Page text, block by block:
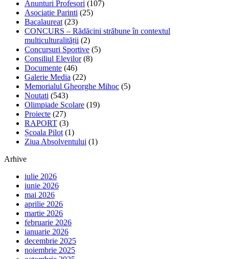
Anunturi Profesori (107)
Asociatie Parinti (25)
Bacalaureat(23)
CONCURS – Rădăcini străbune în contextul
multiculturalității (2)
Concursuri Sportive (5)
Consiliul Elevilor(8)
Documente (46)
Galerie Media (22)
Memorialul Gheorghe Mihoc (5)
Noutati (543)
Olimpiade Scolare (19)
Proiecte (27)
RAPORT (3)
Școala Pilot(1)
Ziua Absolventului (1)
Arhive
iulie 2026
iunie 2026
mai 2026
aprilie 2026
martie 2026
februarie 2026
ianuarie 2026
decembrie 2025
noiembrie 2025